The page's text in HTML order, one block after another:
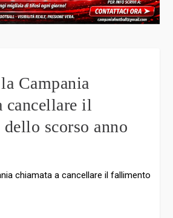
Campania
cancellare il
scorso anno